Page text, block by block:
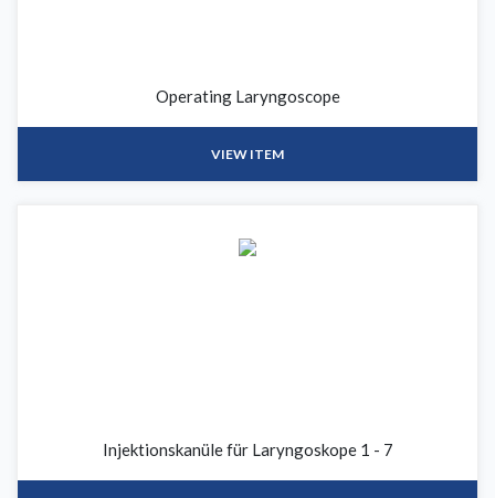
Operating Laryngoscope
VIEW ITEM
Injektionskanüle für Laryngoskope 1 - 7